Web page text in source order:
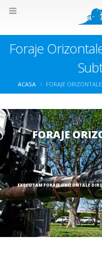
Foraje
ACASA FORAJE
FORAJE
EXECUTAM FORAJE ORIZONTALE